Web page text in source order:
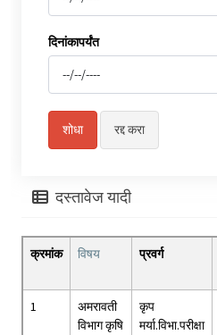
दिनांकापर्यंत
दस्तावेज यादी
क्रमांक विषय प्रवर्ग
1
अमरावती
विभाग कृषि
कृप
मर्या.विभा.परीक्षा